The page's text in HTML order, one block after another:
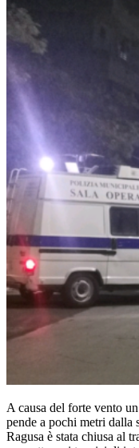
A causa del forte vento
pende a pochi metri dalla
Ragusa è stata chiusa al